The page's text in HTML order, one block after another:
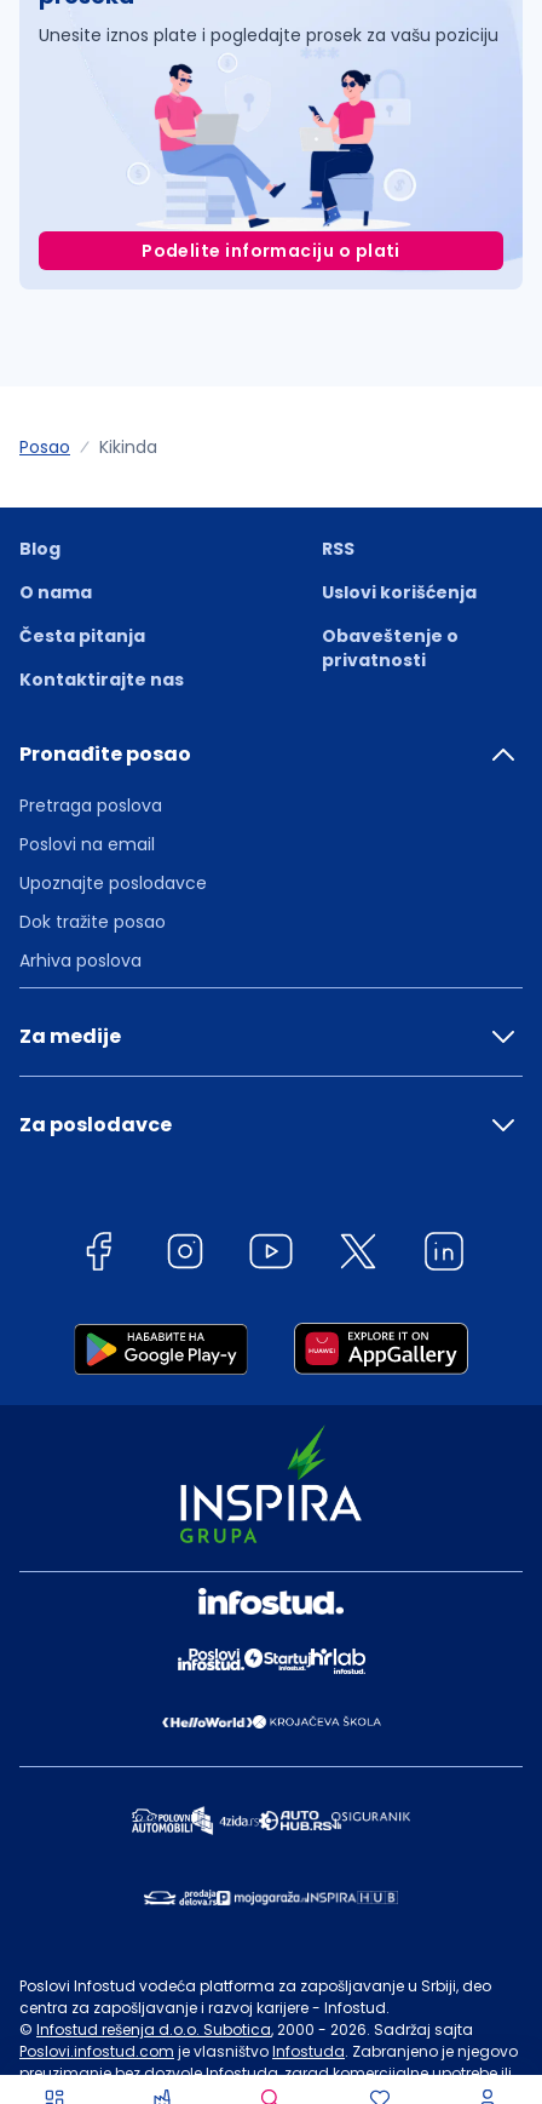
Unesite iznos plate i pogledajte prosek za vašu poziciju
Podelite informaciju o plati
Posao Kikinda
Blog
O nama
Česta pitanja
Kontaktirajte nas
RSS
Uslovi korišćenja
Obaveštenje o
privatnosti
Pronađite posao
Pretraga poslova
Poslovi na email
Upoznajte poslodavce
Dok tražite posao
Arhiva poslova
Za medije
Za poslodavce
Poslovi Infostud vodeća platforma za zapošljavanje u Srbiji, deo
centra za zapošljavanje i razvoj karijere - Infostud.
© Infostud rešenja d.o.o. Subotica, 2000 - 2026. Sadržaj sajta
Poslovi.infostud.com je vlasništvoInfostuda. Zabranjeno je njegovo
preuzimanje bez dozvoleInfostuda, zarad komercijalne upotrebe ili
u druge svrhe, osim za lične potrebe posetilaca sajta.